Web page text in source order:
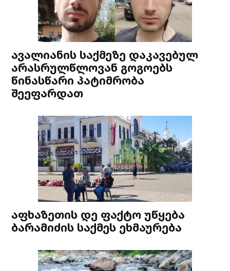
ავალიანის საქმეზე დაკავებულ
არასრულწლოვან გოგოებს
წინასწარი პატიმრობა
შეეფარდათ
აფხაზეთის დე ფაქტო უწყება
ბარამიძის საქმეს ეხმაურება